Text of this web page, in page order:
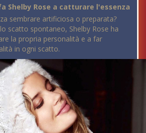
Shelby Rose a catturare l'essenza
sembrare artificiosa o preparata?
scatto spontaneo, Shelby Rose ha
la propria personalità e a far
in ogni scatto.